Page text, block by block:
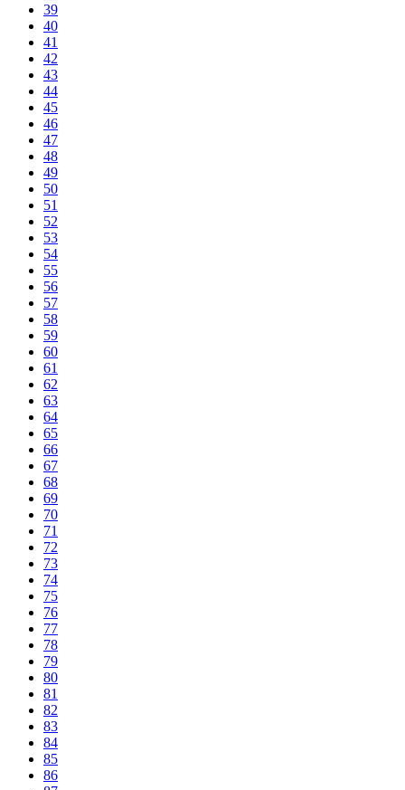
39
40
41
42
43
44
45
46
47
48
49
50
51
52
53
54
55
56
57
58
59
60
61
62
63
64
65
66
67
68
69
70
71
72
73
74
75
76
77
78
79
80
81
82
83
84
85
86